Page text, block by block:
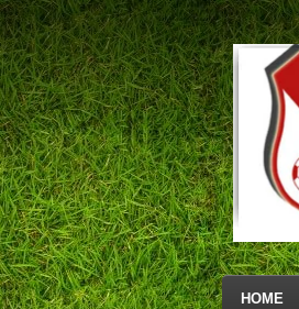
Ga
direct
naar
de
hoofdinhoud
HOME